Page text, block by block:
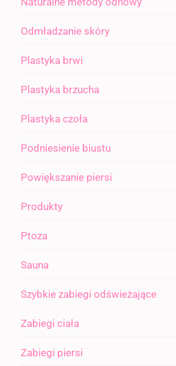
Odmładzanie skóry
Plastyka brwi
Plastyka brzucha
Plastyka czoła
Podniesienie biustu
Powiększanie piersi
Produkty
Ptoza
Sauna
Szybkie zabiegi odświeżające
Zabiegi ciała
Zabiegi piersi